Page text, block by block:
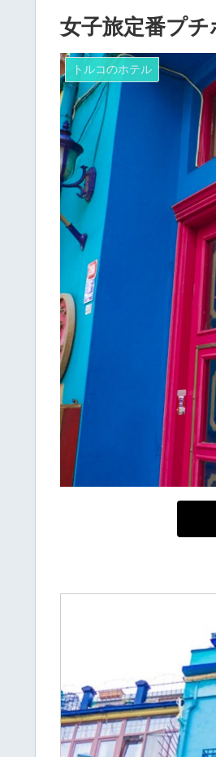
女子旅定番プ
トルコのホテル